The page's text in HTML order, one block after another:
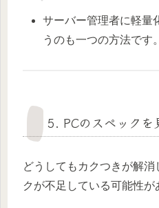
サーバー管理者に軽量
うのも一つの方法です。
5. PCのスペックを
どうしてもカクつきが解
クが不足している可能性が